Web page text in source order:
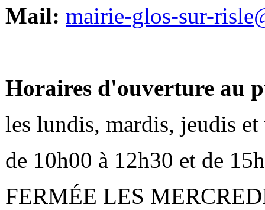
Mail: mairie-glos-sur-
Horaires d'ouverture au
les lundis, mardis, jeudis et
de 10h00 à 12h30 et de
FERMÉE LES